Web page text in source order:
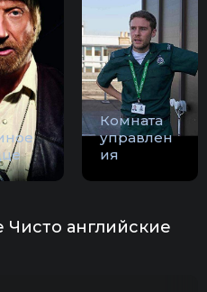
Комната
управлен
ия
английские